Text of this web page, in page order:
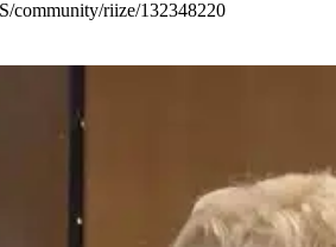
community/riize/132348220